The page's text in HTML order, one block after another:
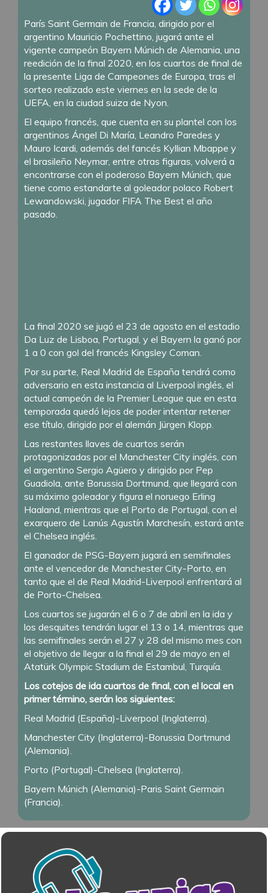
París Saint Germain de Francia, dirigido por el
argentino Mauricio Pochettino, jugará ante el
vigente campeón Bayern Múnich de Alemania, una
reedición de la final 2020, en los cuartos de final de
la presente Liga de Campeones de Europa, tras el
sorteo realizado este viernes en la sede de la
UEFA, en la ciudad suiza de Nyon.
El equipo francés, que cuenta en su plantel con los
argentinos Ángel Di María, Leandro Paredes y
Mauro Icardi, además del fancés Kyllian Mbappe y
el brasileño Neymar, entre otras figuras, volverá a
encontrarse con el poderoso Bayern Múnich, que
tiene como estandarte al goleador polaco Robert
Lewandowski, jugador FIFA The Best el año
pasado.
La final 2020 se jugó el 23 de agosto en el estadio
Da Luz de Lisboa, Portugal, y el Bayern la ganó por
1 a 0 con gol del francés Kingsley Coman.
Por su parte, Real Madrid de España tendrá como
adversario en esta instancia al Liverpool inglés, el
actual campeón de la Premier League que en esta
temporada quedó lejos de poder intentar retener
ese título, dirigido por el alemán Jürgen Klopp.
Las restantes llaves de cuartos serán
protagonizadas por el Manchester City inglés, con
el argentino Sergio Agüero y dirigido por Pep
Guadiola, ante Borussia Dortmund, que llegará con
su máximo goleador y figura el noruego Erling
Haaland, mientras que el Porto de Portugal, con el
exarquero de Lanús Agustín Marchesín, estará ante
el Chelsea inglés.
El ganador de PSG-Bayern jugará en semifinales
ante el vencedor de Manchester City-Porto, en
tanto que el de Real Madrid-Liverpool enfrentará al
de Porto-Chelsea.
Los cuartos se jugarán el 6 o 7 de abril en la ida y
los desquites tendrán lugar el 13 o 14, mientras que
las semifinales serán el 27 y 28 del mismo mes con
el objetivo de llegar a la final el 29 de mayo en el
Atatürk Olympic Stadium de Estambul, Turquía.
Los cotejos de ida cuartos de final, con el local en
primer término, serán los siguientes:
Real Madrid (España)-Liverpool (Inglaterra).
Manchester City (Inglaterra)-Borussia Dortmund
(Alemania).
Porto (Portugal)-Chelsea (Inglaterra).
Bayern Múnich (Alemania)-Paris Saint Germain
(Francia).